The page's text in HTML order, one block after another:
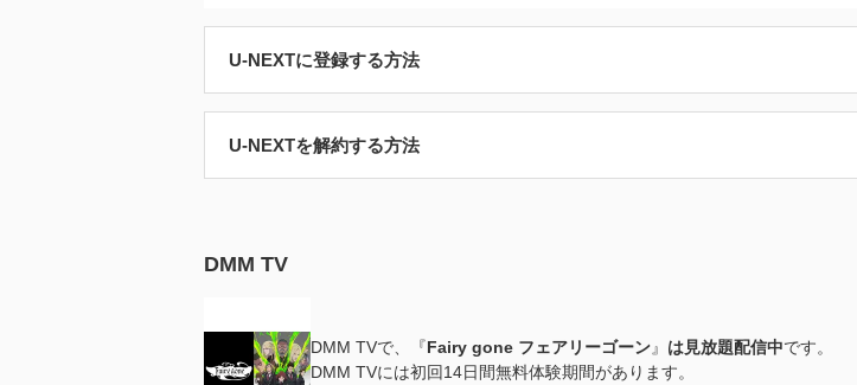
U-NEXTに登録する方法
U-NEXTを解約する方法
DMM TV
DMM TVで、『Fairy gone フェアリーゴーン』 は見放題配信中です。
DMM TVには初回14日間無料体験期間があります。